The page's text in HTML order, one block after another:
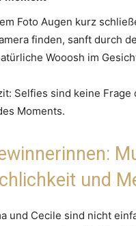
Foto Augen kurz
finden, sanft durch
Wooosh im
Selfies sind keine Frage
Moments.
und
und Cecile sind nicht